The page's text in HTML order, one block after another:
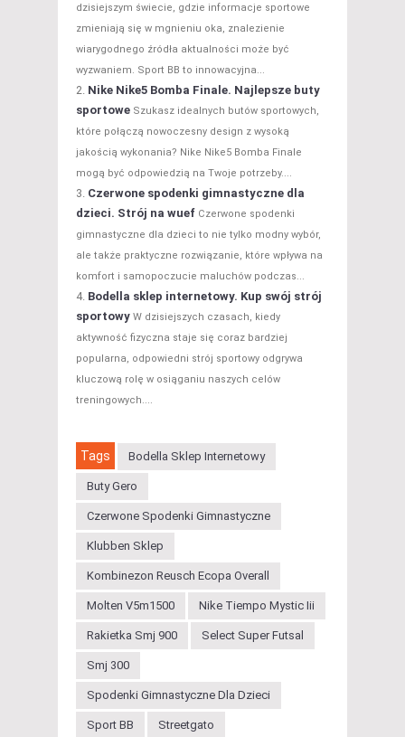
dzisiejszym świecie, gdzie informacje sportowe
zmieniają się w mgnieniu oka, znalezienie
wiarygodnego źródła aktualności może być
wyzwaniem. Sport BB to innowacyjna...
Nike Nike5 Bomba Finale. Najlepsze buty
sportowe Szukasz idealnych butów sportowych,
które połączą nowoczesny design z wysoką
jakością wykonania? Nike Nike5 Bomba Finale
mogą być odpowiedzią na Twoje potrzeby....
Czerwone spodenki gimnastyczne dla
dzieci. Strój na wuef Czerwone spodenki
gimnastyczne dla dzieci to nie tylko modny wybór,
ale także praktyczne rozwiązanie, które wpływa na
komfort i samopoczucie maluchów podczas...
Bodella sklep internetowy. Kup swój strój
sportowy W dzisiejszych czasach, kiedy
aktywność fizyczna staje się coraz bardziej
popularna, odpowiedni strój sportowy odgrywa
kluczową rolę w osiąganiu naszych celów
treningowych....
Tags Bodella Sklep Internetowy
Buty Gero
Czerwone Spodenki Gimnastyczne
Klubben Sklep
Kombinezon Reusch Ecopa Overall
Molten V5m1500 Nike Tiempo Mystic Iii
Rakietka Smj 900 Select Super Futsal
Smj 300
Spodenki Gimnastyczne Dla Dzieci
Sport BB Streetgato